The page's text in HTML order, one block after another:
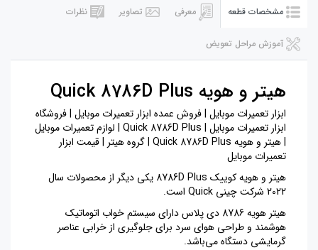
مشخصات قطعه معرفی تصاویر نظرات
آموزش مراحل تعویض
هيتر و هويه Quick 8786D Plus
ابزار تعمیرات موبایل | فروش عمده ابزار تعمیرات موبایل | فروشگاه
ابزار تعمیرات موبایل | Quick 8786D Plus | لوازم تعمیرات موبایل
| هیتر و هویه Quick 8786D Plus | گروه هیتر | قیمت ابزار
تعمیرات موبایل
هیتر و هویه کوییک 8786D Plus یکی دیگر از محصولات سال
2022 شرکت چینی Quick است.
هیتر هویه 8786 دی پلاس دارای سیستم خواب اتوماتیک
هوشمند و طراحی هوای سرد برای جلوگیری از خرابی عناصر
گرمایشی دستگاه می‌باشد.